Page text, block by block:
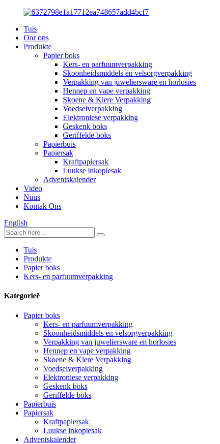
Tuis
Oor ons
Produkte
Papier boks
Kers- en parfuumverpakking
Skoonheidsmiddels en velsorgverpakking
Verpakking van juweliersware en horlosies
Hennep en vape verpakking
Skoene & Klere Verpakking
Voedselverpakking
Elektroniese verpakking
Geskenk boks
Geriffelde boks
Papierbuis
Papiersak
Kraftpapiersak
Luukse inkopiesak
Adventskalender
Video
Nuus
Kontak Ons
English
Tuis
Produkte
Papier boks
Kers- en parfuumverpakking
Kategorieë
Papier boks
Kers- en parfuumverpakking
Skoonheidsmiddels en velsorgverpakking
Verpakking van juweliersware en horlosies
Hennep en vape verpakking
Skoene & Klere Verpakking
Voedselverpakking
Elektroniese verpakking
Geskenk boks
Geriffelde boks
Papierbuis
Papiersak
Kraftpapiersak
Luukse inkopiesak
Adventskalender